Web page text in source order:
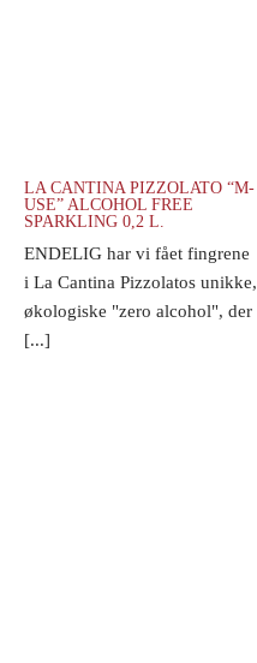
LA CANTINA PIZZOLATO “M-
USE” ALCOHOL FREE
SPARKLING 0,2 L.
ENDELIG har vi fået fingrene
i La Cantina Pizzolatos unikke,
økologiske "zero alcohol", der
[...]